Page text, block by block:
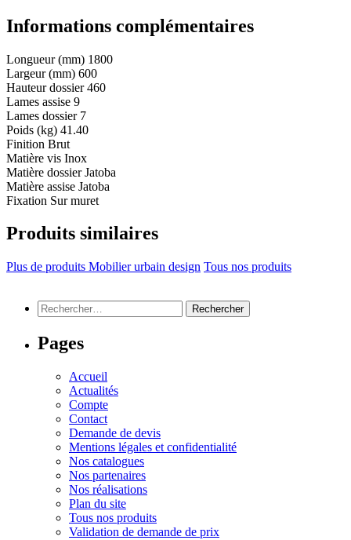
Informations complémentaires
Longueur (mm) 1800
Largeur (mm) 600
Hauteur dossier 460
Lames assise 9
Lames dossier 7
Poids (kg) 41.40
Finition Brut
Matière vis Inox
Matière dossier Jatoba
Matière assise Jatoba
Fixation Sur muret
Produits similaires
Plus de produits Mobilier urbain design Tous nos produits
Rechercher :
Pages
Accueil
Actualités
Compte
Contact
Demande de devis
Mentions légales et confidentialité
Nos catalogues
Nos partenaires
Nos réalisations
Plan du site
Tous nos produits
Validation de demande de prix